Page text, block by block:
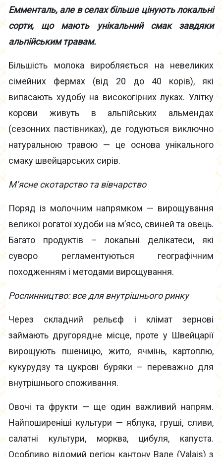
Емменталь, але в селах більше цінують локальні
сорти, що мають унікальний смак завдяки
альпійським травам.
Більшість молока виробляється на невеликих
сімейних фермах (від 20 до 40 корів), які
випасають худобу на високогірних луках. Улітку
корови живуть в альпійських альмендах
(сезонних пастівниках), де годуються виключно
натуральною травою — це основа унікального
смаку швейцарських сирів.
М’ясне скотарство та вівчарство
Поряд із молочним напрямком — вирощування
великої рогатої худоби на м’ясо, свиней та овець.
Багато продуктів – локальні делікатеси, які
суворо регламентуються географічним
походженням і методами вирощування.
Рослинництво: все для внутрішнього ринку
Через складний рельєф і клімат зернові
займають другорядне місце, проте у Швейцарії
вирощують пшеницю, жито, ячмінь, картоплю,
кукурудзу та цукрові буряки – переважно для
внутрішнього споживання.
Овочі та фрукти — ще один важливий напрям.
Найпоширеніші культури — яблука, груші, сливи,
салатні культури, морква, цибуля, капуста.
Особливо відомий регіон кантону Вале (Valais) з